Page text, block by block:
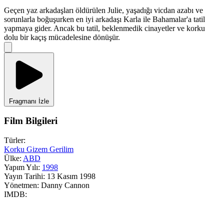
Geçen yaz arkadaşları öldürülen Julie, yaşadığı vicdan azabı ve
sorunlarla boğuşurken en iyi arkadaşı Karla ile Bahamalar'a tatil
yapmaya gider. Ancak bu tatil, beklenmedik cinayetler ve korku
dolu bir kaçış mücadelesine dönüşür.
Fragmanı İzle
Film Bilgileri
Türler:
Korku Gizem Gerilim
Ülke: ABD
Yapım Yılı: 1998
Yayın Tarihi: 13 Kasım 1998
Yönetmen: Danny Cannon
IMDB: